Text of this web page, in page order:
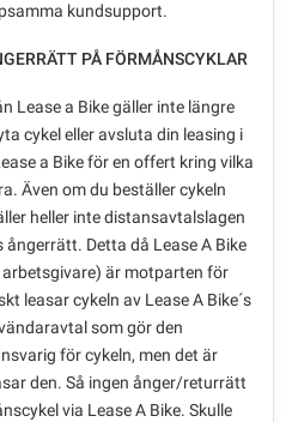
kundsupport.
PÅ FÖRMÅNSCYKLAR
Lease a Bike gäller inte längre
cykel eller avsluta din leasing i
a Bike för en offert kring vilka
Även om du beställer cykeln
heller inte distansavtalslagen
Detta då Lease A Bike
är motparten för
leasar cykeln av Lease A Bike´s
som gör den
för cykeln, men det är
den. Så ingen ånger/returrätt
via Lease A Bike. Skulle